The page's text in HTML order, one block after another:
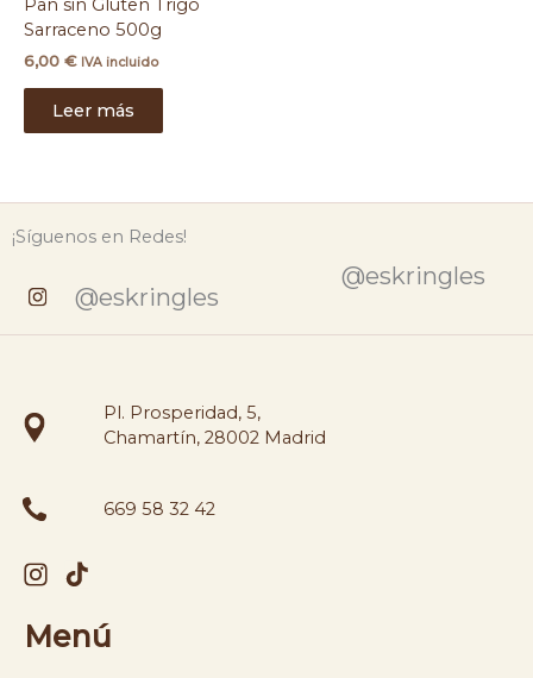
Pan sin Gluten Trigo
Sarraceno 500g
6,00 € IVA incluido
Leer más
¡Síguenos en Redes!
@eskringles
@eskringles
Pl. Prosperidad, 5,
Chamartín, 28002 Madrid
669 58 32 42
Menú